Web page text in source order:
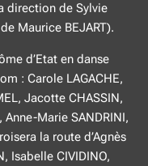
direction de Sylvie
Maurice BEJART).
d’Etat en danse
: Carole LAGACHE,
Jacotte CHASSIN,
Anne-Marie SANDRINI,
la route d’Agnès
Isabelle CIVIDINO,